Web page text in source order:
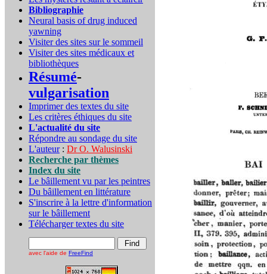
Bibliographie
Neural basis of drug induced
yawning
Visiter des sites sur le sommeil
Visiter des sites médicaux et
bibliothèques
Résumé-
vulgarisation
Imprimer des textes du site
Les critères éthiques du site
L'actualité du site
Répondre au sondage du site
L'auteur: Dr O. Walusinski
Recherche par thèmes
Index du site
Le bâillement vu par les peintres
Du bâillement en littérature
S'inscrire à la lettre d'information
sur le bâillement
Télécharger textes du site
avec l'aide de FreeFind